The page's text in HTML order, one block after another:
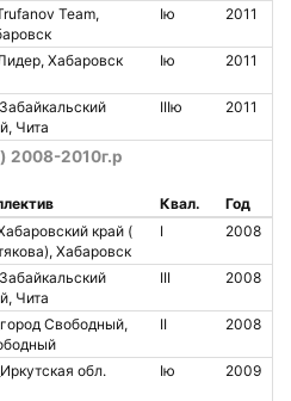
Team,
Iю 2011
Хабаровск Iю 2011
Чита
IIIю 2011
2008-2010г.р
Квал. Год
край (
Хабаровск
I 2008
Чита
III 2008
Свободный,
II 2008
обл. Iю 2009